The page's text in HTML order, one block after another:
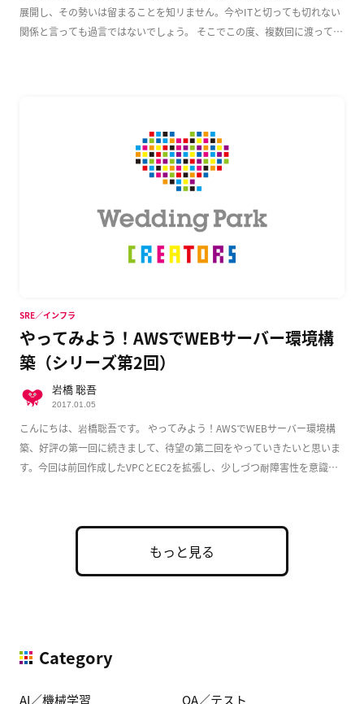
展開し、その勢いは留まることを知リません。今やITと切っても切れない
関係と言っても過言ではないでしょう。 そこでこの度、複数回に渡って
やってみよう！AWSでWEBサーバー環境構
築（シリーズ第2回）
こんにちは、岩橋聡吾です。 やってみよう！AWSでWEBサーバー環境構
築、好評の第一回に続きまして、待望の第二回をやっていきたいと思いま
す。今回は前回作成したVPCとEC2を拡張し、少しづつ耐障害性を意識し
SRE／インフラ
岩橋 聡吾
2017.01.05
もっと見る
Category
AI／機械学習 QA／テスト